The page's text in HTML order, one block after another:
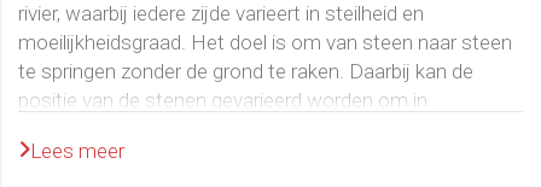
rivier, waarbij iedere zijde varieert in steilheid en
moeilijkheidsgraad. Het doel is om van steen naar steen
te springen zonder de grond te raken. Daarbij kan de
positie van de stenen gevarieerd worden om in
Lees meer